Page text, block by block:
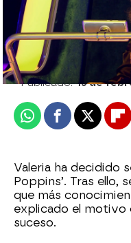
Edu Jiménez
Publicado:15 de
WhatsappFacebook
X
Valeria ha decidido
Poppins’. Tras ello,
que más
explicado el motivo
suceso.